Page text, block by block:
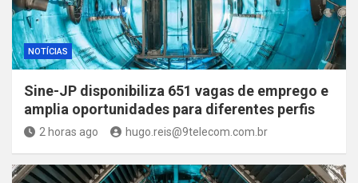
NOTÍCIAS
Sine-JP disponibiliza 651 vagas de emprego e
amplia oportunidades para diferentes perfis
2 horas ago hugo.reis@9telecom.com.br